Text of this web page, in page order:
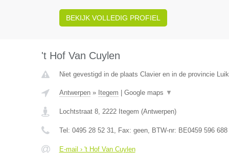
BEKIJK VOLLEDIG PROFIEL
't Hof Van Cuylen
Niet gevestigd in de plaats Clavier en in de provincie
Antwerpen» Itegem Google maps ▼
Lochtstraat 8, 2222 Itegem (Antwerpen)
Tel: 0495 28 52 31, Fax: geen, BTW-nr: BE0459 596 688
E-mail › 't Hof Van Cuylen